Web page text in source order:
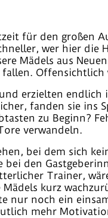
für den großen
wer hier
Mädels aus
erzielten
fanden sie
zu Beginn?
verwandeln.
bei dem sich
den
Trainer,
kurz
nur noch ein
mehr